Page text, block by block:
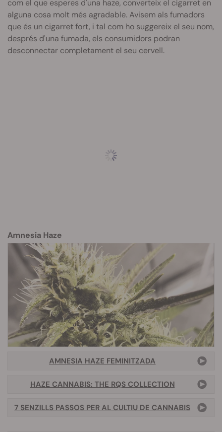
com el que esperes d'una haze, converteix el cigarret en
alguna cosa molt més agradable. Avisem als fumadors
que és un cigarret fort, i tal com ho suggereix el seu nom,
després d'una fumada, els consumidors podran
desconnectar completament el seu cervell.
Amnesia Haze
AMNESIA HAZE FEMINITZADA
HAZE CANNABIS: THE RQS COLLECTION
7 SENZILLS PASSOS PER AL CULTIU DE CANNABIS